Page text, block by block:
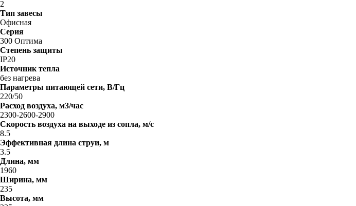
2
Тип завесы
Офисная
Серия
300 Оптима
Степень защиты
IP20
Источник тепла
без нагрева
Параметры питающей сети, В/Гц
220/50
Расход воздуха, м3/час
2300-2600-2900
Скорость воздуха на выходе из сопла, м/с
8.5
Эффективная длина струи, м
3.5
Длина, мм
1960
Ширина, мм
235
Высота, мм